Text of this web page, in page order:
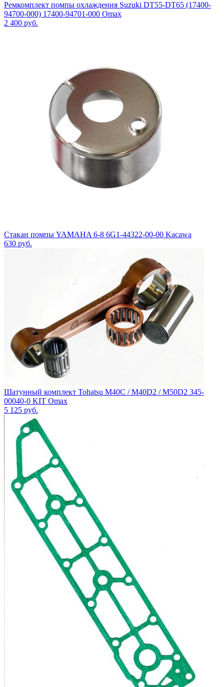
Ремкомплект помпы охлаждения Suzuki DT55-DT65 (17400-
94700-000) 17400-94701-000 Omax
2 400 руб.
Стакан помпы YAMAHA 6-8 6G1-44322-00-00 Kacawa
630 руб.
Шатунный комплект Tohatsu M40C / M40D2 / M50D2 345-
00040-0 KIT Omax
5 125 руб.